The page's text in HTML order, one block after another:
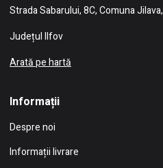
Strada Sabarului, 8C, Comuna Jilava,
Județul Ilfov
Arată pe hartă
Informații
Despre noi
Informații livrare